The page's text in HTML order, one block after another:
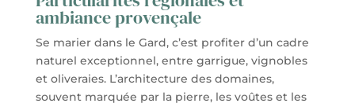
ambiance provençale
Se marier dans le Gard, c’est profiter d’un cadre
naturel exceptionnel, entre garrigue, vignobles
et oliveraies. L’architecture des domaines,
souvent marquée par la pierre, les voûtes et les